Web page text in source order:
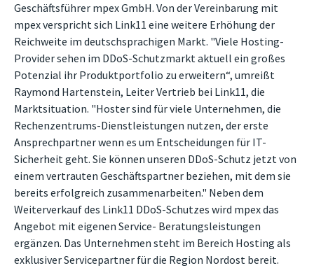
Geschäftsführer mpex GmbH. Von der Vereinbarung mit
mpex verspricht sich Link11 eine weitere Erhöhung der
Reichweite im deutschsprachigen Markt. "Viele Hosting-
Provider sehen im DDoS-Schutzmarkt aktuell ein großes
Potenzial ihr Produktportfolio zu erweitern“, umreißt
Raymond Hartenstein, Leiter Vertrieb bei Link11, die
Marktsituation. "Hoster sind für viele Unternehmen, die
Rechenzentrums-Dienstleistungen nutzen, der erste
Ansprechpartner wenn es um Entscheidungen für IT-
Sicherheit geht. Sie können unseren DDoS-Schutz jetzt von
einem vertrauten Geschäftspartner beziehen, mit dem sie
bereits erfolgreich zusammenarbeiten." Neben dem
Weiterverkauf des Link11 DDoS-Schutzes wird mpex das
Angebot mit eigenen Service- Beratungsleistungen
ergänzen. Das Unternehmen steht im Bereich Hosting als
exklusiver Servicepartner für die Region Nordost bereit.